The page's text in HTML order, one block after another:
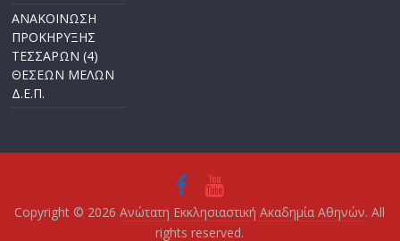
ΑΝΑΚΟΙΝΩΣΗ
ΠΡΟΚΗΡΥΞΗΣ
ΤΕΣΣΑΡΩΝ (4)
ΘΕΣΕΩΝ ΜΕΛΩΝ
Δ.Ε.Π.
Copyright © 2026Ανώτατη Εκκλησιαστική Ακαδημία Αθηνών. All
rights reserved.